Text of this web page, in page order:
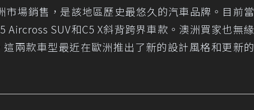
場銷售，是該地區歷史最悠久的汽車品牌。目前當
Aircross SUV和C5 X斜背跨界車款。澳洲買家也無緣
兩款車型最近在歐洲推出了新的設計風格和更新的